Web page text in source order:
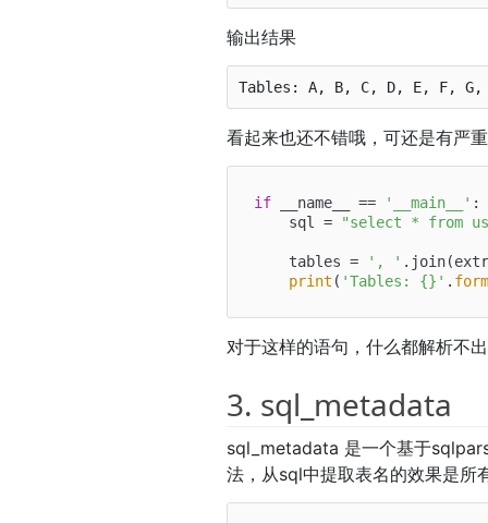
输出结果
看起来也还不错哦，可还是有严
if __name__ == '__main__' :
    sql =
"select * from
    tables =
', '
print ( 'Tables: {}' .
对于这样的语句，什么都解析不
3. sql_metadata
sql_metadata 是一个基于
法，从sql中提取表名的效果是所